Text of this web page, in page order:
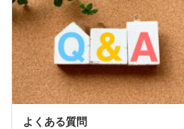
よくある質問